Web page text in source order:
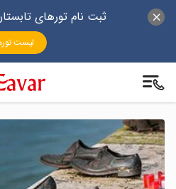
ثبت نام تورهای تابستان ۱۴۰۵ ایوار
لیست